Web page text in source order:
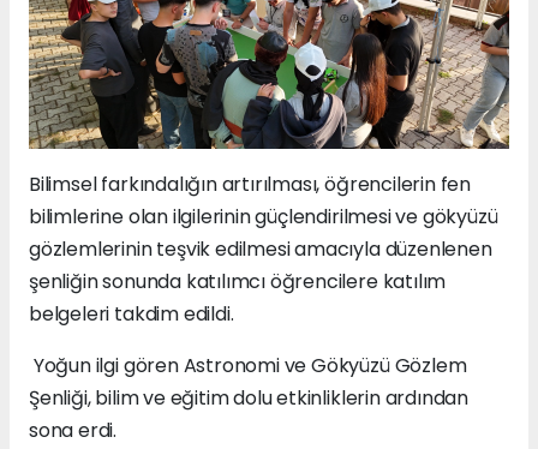
Bilimsel farkındalığın artırılması, öğrencilerin fen
bilimlerine olan ilgilerinin güçlendirilmesi ve gökyüzü
gözlemlerinin teşvik edilmesi amacıyla düzenlenen
şenliğin sonunda katılımcı öğrencilere katılım
belgeleri takdim edildi.
Yoğun ilgi gören Astronomi ve Gökyüzü Gözlem
Şenliği, bilim ve eğitim dolu etkinliklerin ardından
sona erdi.